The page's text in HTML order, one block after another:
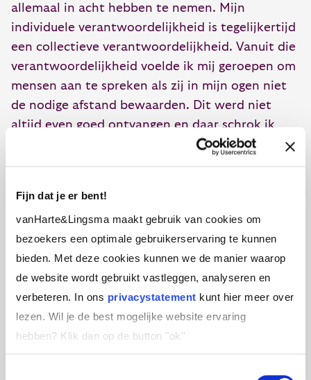
Fijn dat je er bent!
vanHarte&Lingsma maakt gebruik van cookies om
bezoekers een optimale gebruikerservaring te kunnen
bieden. Met deze cookies kunnen we de manier waarop
de website wordt gebruikt vastleggen, analyseren en
verbeteren. In ons privacystatement kunt hier meer over
lezen. Wil je de best mogelijke website ervaring
hebben? Klik dan op de button "ok''
allemaal in acht hebben te nemen. Mijn
individuele verantwoordelijkheid is tegelijkertijd
een collectieve verantwoordelijkheid. Vanuit die
verantwoordelijkheid voelde ik mij geroepen om
mensen aan te spreken als zij in mijn ogen niet
de nodige afstand bewaarden. Dit werd niet
altijd even goed ontvangen en daar schrok ik
De keten van besmettingen moet worden
doorbroken. En dat kan alleen maar als we de
nodige sociale distantie in acht nemen. Blijf
zoveel als mogelijk binnen én houd buiten
minimaal #1,5m afstand.
Een zak stoepkrijt en een